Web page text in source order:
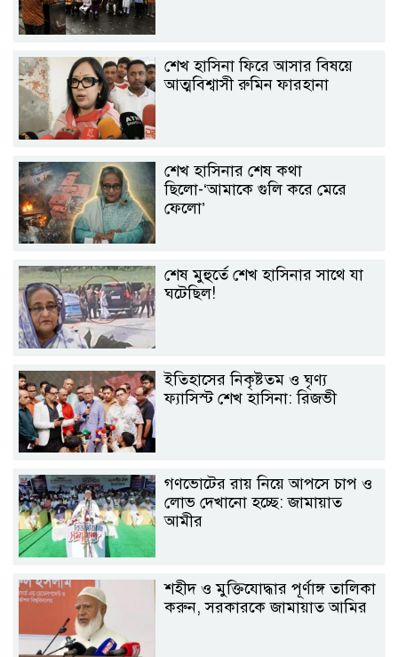
শেখ হাসিনা ফিরে আসার বিষয়ে
আত্মবিশ্বাসী রুমিন ফারহানা
শেখ হাসিনার শেষ কথা
ছিলো-‘আমাকে গুলি করে মেরে
ফেলো’
শেষ মুহুর্তে শেখ হাসিনার সাথে যা
ঘটেছিল!
ইতিহাসের নিকৃষ্টতম ও ঘৃণ্য
ফ্যাসিস্ট শেখ হাসিনা: রিজভী
গণভোটের রায় নিয়ে আপসে চাপ ও
লোভ দেখানো হচ্ছে: জামায়াত
আমীর
শহীদ ও মুক্তিযোদ্ধার পূর্ণাঙ্গ তালিকা
করুন, সরকারকে জামায়াত আমির